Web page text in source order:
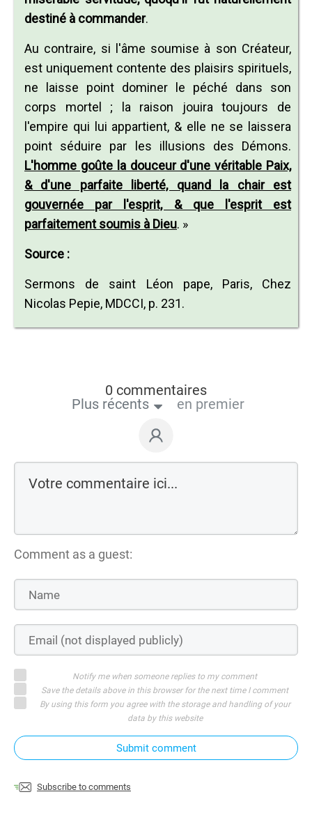
destiné à commander.
Au contraire, si l'âme soumise à son Créateur,
est uniquement contente des plaisirs spirituels,
ne laisse point dominer le péché dans son
corps mortel ; la raison jouira toujours de
l'empire qui lui appartient, & elle ne se laissera
point séduire par les illusions des Démons.
L'homme goûte la douceur d'une véritable Paix,
& d'une parfaite liberté, quand la chair est
gouvernée par l'esprit, & que l'esprit est
parfaitement soumis à Dieu. »
Source :
Sermons de saint Léon pape, Paris, Chez
Nicolas Pepie, MDCCI, p. 231.
0 commentaires
Plus récents
en premier
Comment as a guest:
Notify me when someone replies to my comment
Save the details above in this browser for the next time I comment
By using this form you agree with the storage and handling of your
data by this website
Submit comment
Subscribe to comments